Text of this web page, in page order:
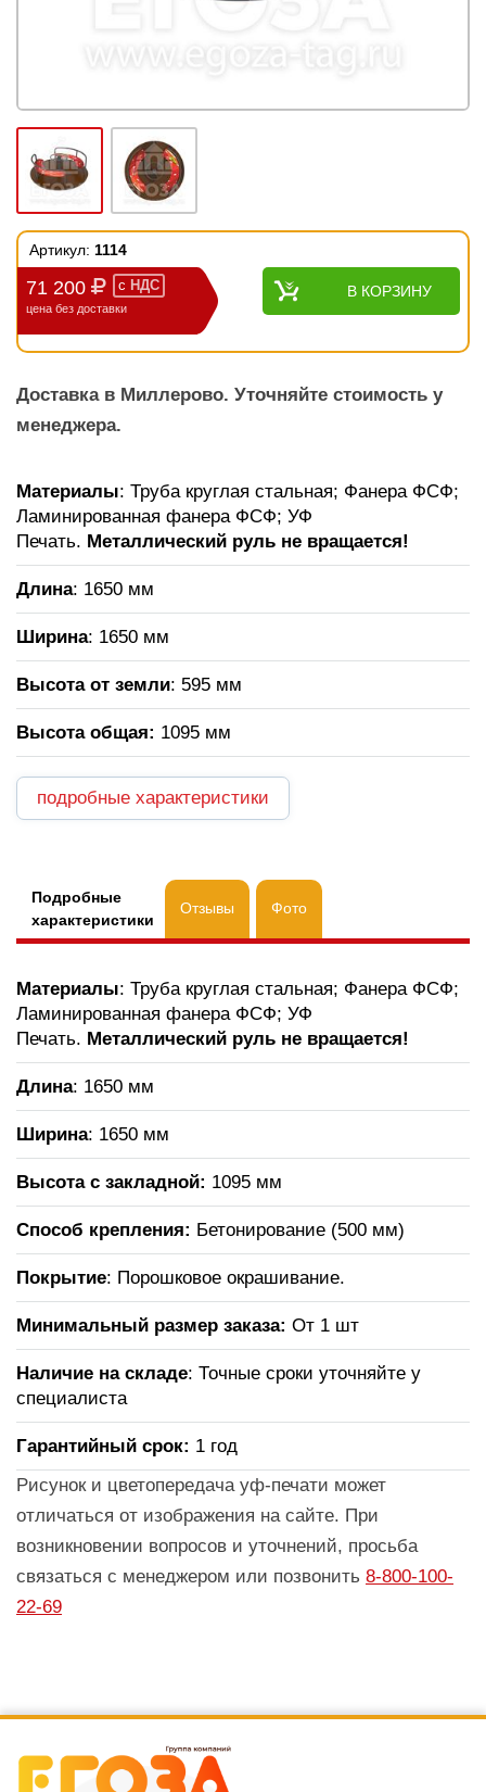
Артикул: 1114
71 200 с НДС
цена без доставки
В КОРЗИНУ
Доставка в Миллерово. Уточняйте стоимость у
менеджера.
Материалы: Труба круглая стальная; Фанера ФСФ;
Ламинированная фанера ФСФ; УФ
Печать. Металлический руль не вращается!
Длина: 1650 мм
Ширина: 1650 мм
Высота от земли: 595 мм
Высота общая: 1095 мм
подробные характеристики
Подробные
характеристики
Отзывы Фото
Материалы: Труба круглая стальная; Фанера ФСФ;
Ламинированная фанера ФСФ; УФ
Печать. Металлический руль не вращается!
Длина: 1650 мм
Ширина: 1650 мм
Высота с закладной: 1095 мм
Способ крепления: Бетонирование (500 мм)
Покрытие: Порошковое окрашивание.
Минимальный размер заказа: От 1 шт
Наличие на складе: Точные сроки уточняйте у
специалиста
Гарантийный срок: 1 год
Рисунок и цветопередача уф-печати может
отличаться от изображения на сайте. При
возникновении вопросов и уточнений, просьба
связаться с менеджером или позвонить 8-800-100-
22-69